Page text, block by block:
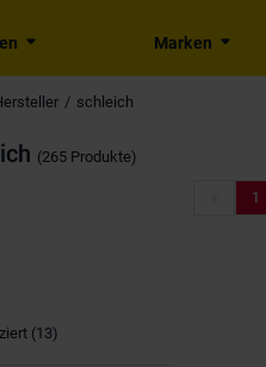
Marken
schleich
(265 Produkte)
(13)
1